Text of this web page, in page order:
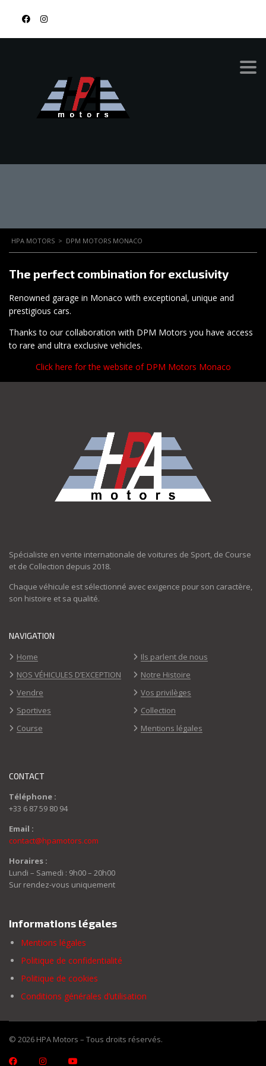
DPM MOTORS
HPA MOTORS > DPM MOTORS MONACO
The perfect combination for exclusivity
Renowned garage in Monaco with exceptional, unique and
prestigious cars.
Thanks to our collaboration with DPM Motors you have access
to rare and ultra exclusive vehicles.
Click here for the website of DPM Motors Monaco
Spécialiste en vente internationale de voitures de Sport, de Course
et de Collection depuis 2018.
Chaque véhicule est sélectionné avec exigence pour son caractère,
son histoire et sa qualité.
NAVIGATION
Home
Ils parlent de nous
NOS VÉHICULES D’EXCEPTION
Notre Histoire
Vendre
Vos privilèges
Sportives
Collection
Course
Mentions légales
CONTACT
Téléphone :
+33 6 87 59 80 94
Email :
contact@hpamotors.com
Horaires :
Lundi – Samedi : 9h00 – 20h00
Sur rendez-vous uniquement
Informations légales
Mentions légales
Politique de confidentialité
Politique de cookies
Conditions générales d’utilisation
© 2026 HPA Motors – Tous droits réservés.